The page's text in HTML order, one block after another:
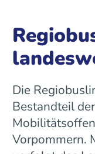
Die
Bestandteil
Vorpommern.